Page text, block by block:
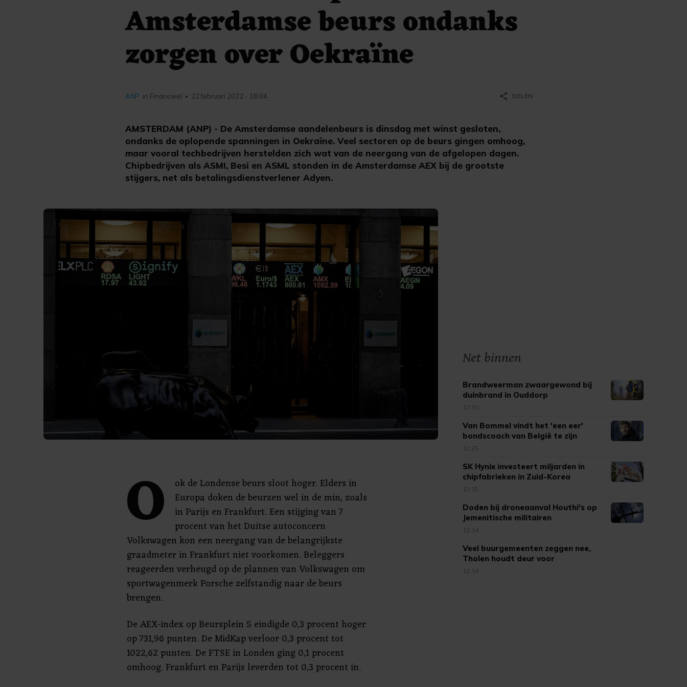
Amsterdamse beurs ondanks
zorgen over Oekraïne
AMSTERDAM (ANP) - De Amsterdamse aandelenbeurs is dinsdag met winst gesloten,
ondanks de oplopende spanningen in Oekraïne. Veel sectoren op de beurs gingen omhoog,
maar vooral techbedrijven herstelden zich wat van de neergang van de afgelopen dagen.
Chipbedrijven als ASMI, Besi en ASML stonden in de Amsterdamse AEX bij de grootste
stijgers, net als betalingsdienstverlener Adyen.
ANP in Financieel • 22 februari 2022 - 18:04 share DELEN
O
ok de Londense beurs sloot hoger. Elders in
Europa doken de beurzen wel in de min, zoals
in Parijs en Frankfurt. Een stijging van 7
procent van het Duitse autoconcern
Volkswagen kon een neergang van de belangrijkste
graadmeter in Frankfurt niet voorkomen. Beleggers
reageerden verheugd op de plannen van Volkswagen om
sportwagenmerk Porsche zelfstandig naar de beurs
brengen.
De AEX-index op Beursplein 5 eindigde 0,3 procent hoger
op 731,96 punten. De MidKap verloor 0,3 procent tot
1022,62 punten. De FTSE in Londen ging 0,1 procent
omhoog. Frankfurt en Parijs leverden tot 0,3 procent in.
Net binnen
Brandweerman zwaargewond bij
duinbrand in Ouddorp
12:30
Van Bommel vindt het 'een eer'
bondscoach van België te zijn
12:25
SK Hynix investeert miljarden in
chipfabrieken in Zuid-Korea
12:15
Doden bij droneaanval Houthi's op
Jemenitische militairen
12:14
Veel buurgemeenten zeggen nee,
Tholen houdt deur voor
vuurwerkshows open
12:14